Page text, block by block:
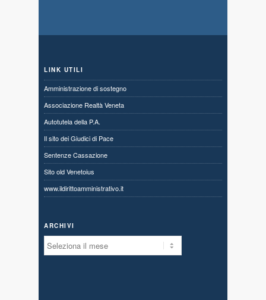
LINK UTILI
Amministrazione di sostegno
Associazione Realtà Veneta
Autotutela della P.A.
Il sito dei Giudici di Pace
Sentenze Cassazione
Sito old Venetoius
www.ildirittoamministrativo.it
ARCHIVI
Archivi